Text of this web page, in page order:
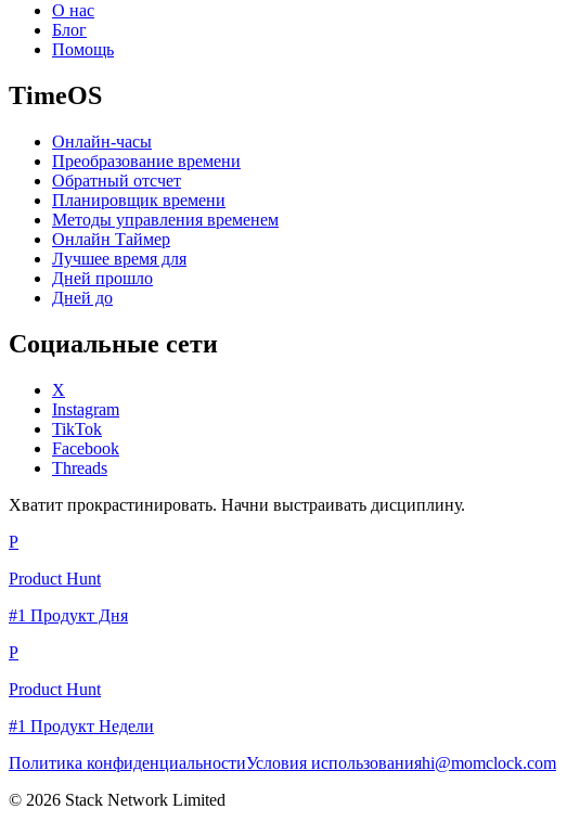
О нас
Блог
Помощь
TimeOS
Онлайн-часы
Преобразование времени
Обратный отсчет
Планировщик времени
Методы управления временем
Онлайн Таймер
Лучшее время для
Дней прошло
Дней до
Социальные сети
X
Instagram
TikTok
Facebook
Threads
Хватит прокрастинировать. Начни выстраивать дисциплину.
P
Product Hunt
#1 Продукт Дня
P
Product Hunt
#1 Продукт Недели
Политика конфиденциальностиУсловия использованияhi@momclock.com
© 2026 Stack Network Limited